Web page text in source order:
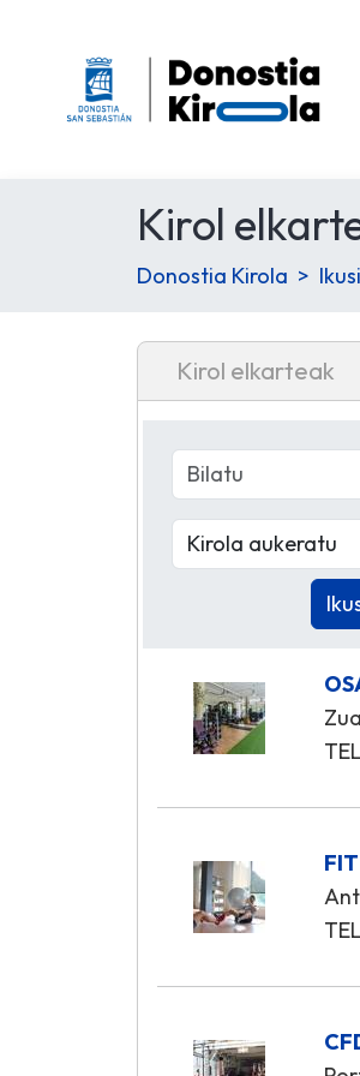
Kirol
Donostia Kirola Ikusi
Kirol elkarteak